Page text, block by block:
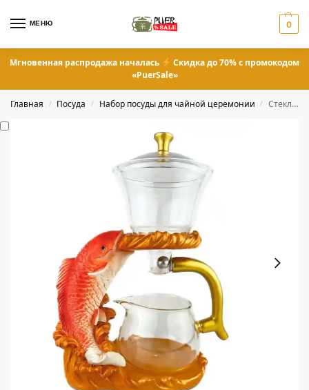
МЕНЮ 0
Мгновенная распродажа началась
Скидка до 70% с промокодом
«PuerSale»
Главная / Посуда / Набор посуды для чайной церемонии / Стеклянный магнитный заварник с рыбкой